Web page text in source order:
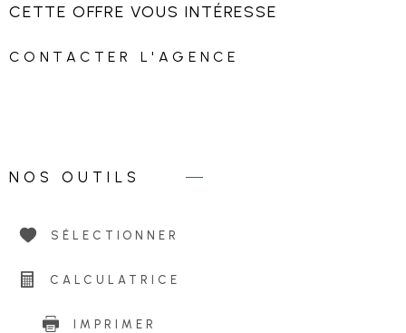
CETTE OFFRE VOUS INTÉRESSE
CONTACTER L'AGENCE
NOS OUTILS
SÉLECTIONNER
CALCULATRICE
IMPRIMER